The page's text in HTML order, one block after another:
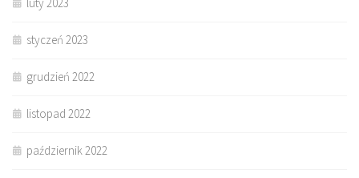
styczeń 2023
grudzień 2022
listopad 2022
październik 2022